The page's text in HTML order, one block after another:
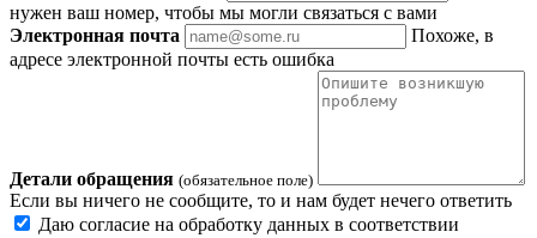
нужен ваш номер, чтобы мы могли связаться с вами
Электронная почта
Похоже, в
адресе электронной почты есть ошибка
Детали обращения (обязательное поле)
Если вы ничего не сообщите, то и нам будет нечего ответить
Даю согласие на обработку данных в соответствии